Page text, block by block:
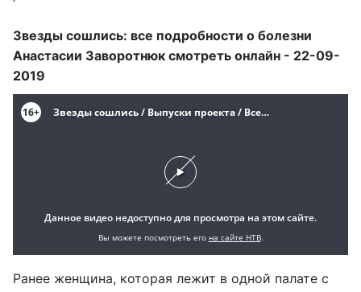
Звезды сошлись: все подробности о болезни
Анастасии Заворотнюк смотреть онлайн - 22-09-
2019
Ранее женщина, которая лежит в одной палате с